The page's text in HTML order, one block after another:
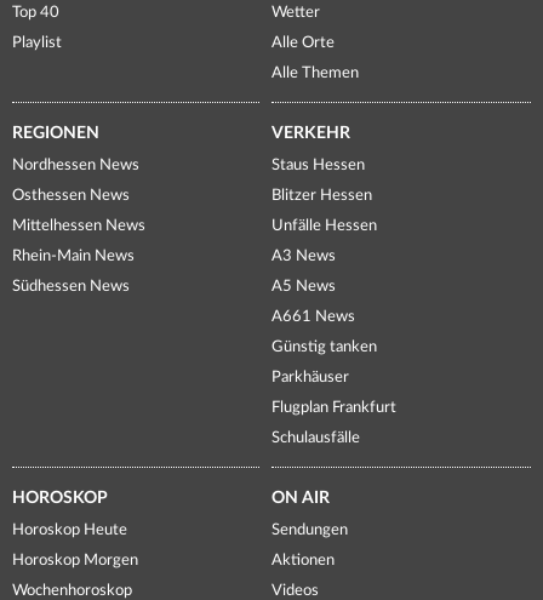
Top 40
Playlist
Wetter
Alle Orte
Alle Themen
REGIONEN
Nordhessen News
Osthessen News
Mittelhessen News
Rhein-Main News
Südhessen News
VERKEHR
Staus Hessen
Blitzer Hessen
Unfälle Hessen
A3 News
A5 News
A661 News
Günstig tanken
Parkhäuser
Flugplan Frankfurt
Schulausfälle
HOROSKOP
Horoskop Heute
Horoskop Morgen
Wochenhoroskop
ON AIR
Sendungen
Aktionen
Videos